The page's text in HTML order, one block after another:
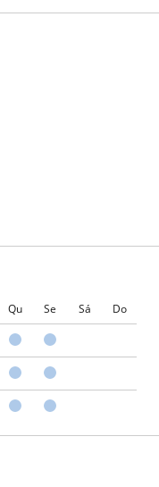
Qu Se Sá Do